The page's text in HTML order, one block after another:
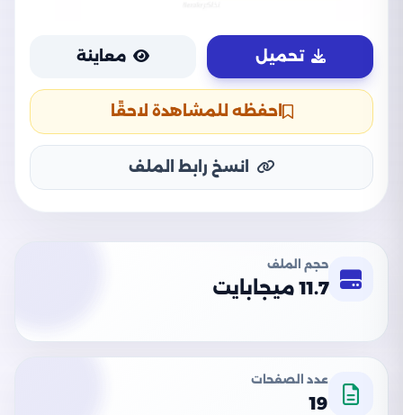
تحميل معاينة
احفظه للمشاهدة لاحقًا
انسخ رابط الملف
حجم الملف
11.7 ميجابايت
عدد الصفحات
19